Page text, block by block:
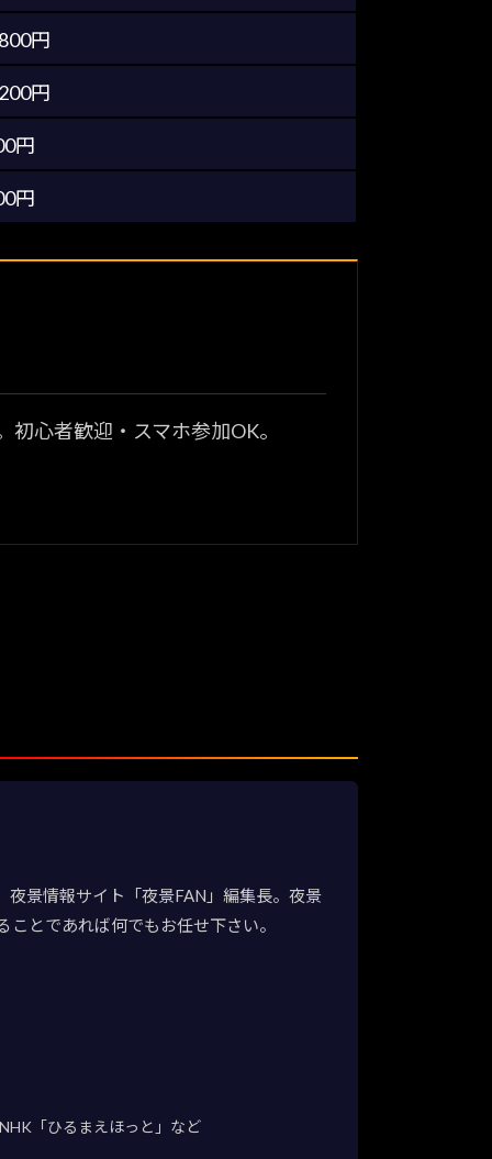
円
円
円
円
心者歓迎・スマホ参加OK。
景情報サイト「夜景FAN」編集長。夜景
とであれば何でもお任せ下さい。
「ひるまえほっと」など